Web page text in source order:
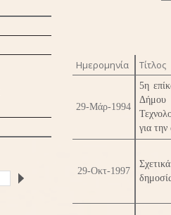
Ημερομηνία Τίτλος
29-Μάρ-1994
5η
Δήμου
για
29-Οκτ-1997